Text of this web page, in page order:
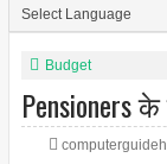
Budget
Pensioners